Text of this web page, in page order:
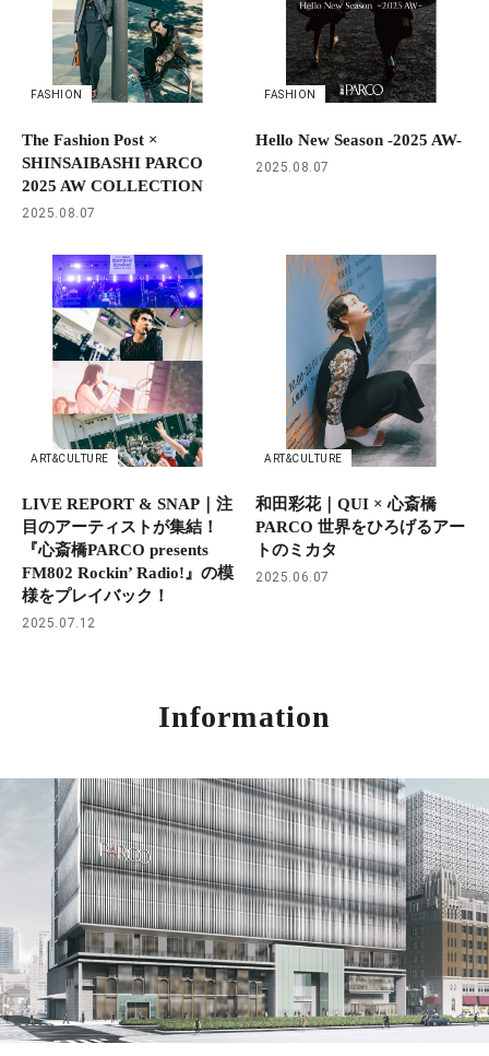
FASHION
The Fashion Post ×
SHINSAIBASHI PARCO
2025 AW COLLECTION
2025.08.07
FASHION
Hello New Season -2025 AW-
2025.08.07
ART&CULTURE
LIVE REPORT & SNAP｜注
目のアーティストが集結！
『心斎橋PARCO presents
FM802 Rockin’ Radio!』の模
様をプレイバック！
2025.07.12
ART&CULTURE
和田彩花｜QUI × 心斎橋
PARCO 世界をひろげるアー
トのミカタ
2025.06.07
Information